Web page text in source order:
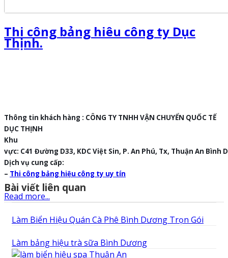
Thi công bảng hiêu công ty Dục
Thịnh.
Thông tin khách hàng : CÔNG TY TNHH VẬN CHUYỂN QUỐC TẾ
DỤC THỊNH
Khu
vực: C41 Đường D33, KDC Việt Sin, P. An Phú, Tx, Thuận An Bình
Dịch vụ cung cấp:
– Thi công bảng hiệu công ty uy tín
Read more...
Bài viết liên quan
Làm Biển Hiệu Quán Cà Phê Bình Dương Trọn Gói
Làm bảng hiệu trà sữa Bình Dương